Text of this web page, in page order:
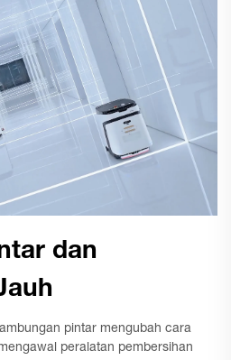
dan
pintar mengubah cara
peralatan pembersihan